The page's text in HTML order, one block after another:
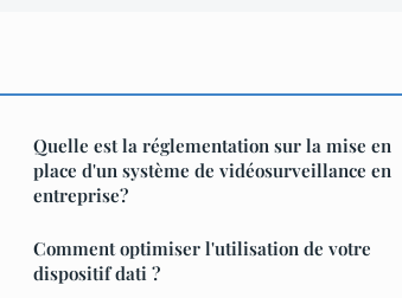
Quelle est la réglementation sur la mise en
place d'un système de vidéosurveillance en
entreprise?
Comment optimiser l'utilisation de votre
dispositif dati ?